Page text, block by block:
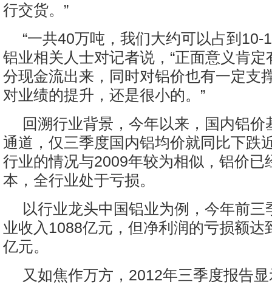
行交货。”
“一共40万吨，我们大约可以占到10-
铝业相关人士对记者说，“正面意义肯
分现金流出来，同时对铝价也有一定支
对业绩的提升，还是很小的。”
回溯行业背景，今年以来，国内铝价
通道，仅三季度国内铝均价就同比下跌
行业的情况与2009年较为相似，铝价已
本，全行业处于亏损。
以行业龙头中国铝业为例，今年前三
业收入1088亿元，但净利润的亏损额达
亿元。
又如焦作万方，2012年三季度报告